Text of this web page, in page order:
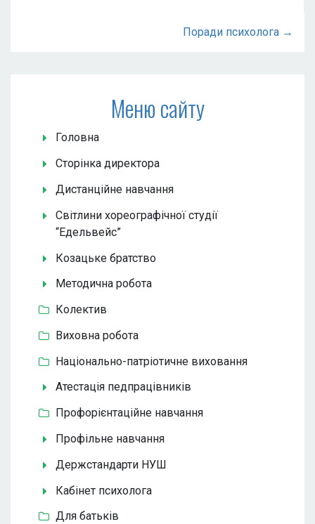
Поради психолога →
Меню сайту
Головна
Сторінка директора
Дистанційне навчання
Світлини хореографічної студії
“Едельвейс”
Козацьке братство
Методична робота
Колектив
Виховна робота
Національно-патріотичне виховання
Атестація педпрацівників
Профорієнтаційне навчання
Профільне навчання
Держстандарти НУШ
Кабінет психолога
Для батьків